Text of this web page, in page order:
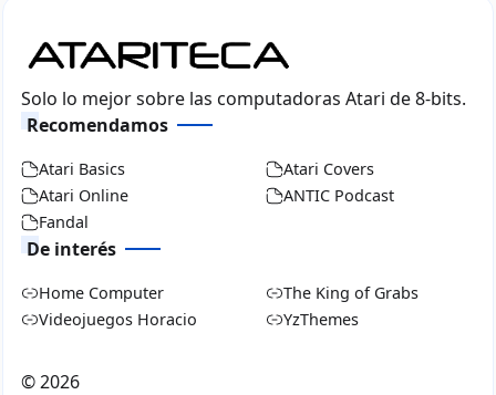
Solo lo mejor sobre las computadoras Atari de 8-bits.
Recomendamos
Atari Basics
Atari Covers
Atari Online
ANTIC Podcast
Fandal
De interés
Home Computer
The King of Grabs
Videojuegos Horacio
YzThemes
©2026